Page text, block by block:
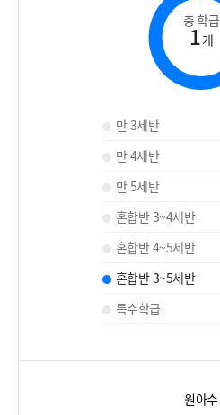
총 학급
1개
만 3세반
만 4세반
만 5세반
혼합반 3~4세반
혼합반 4~5세반
혼합반 3~5세반
특수학급
원아수